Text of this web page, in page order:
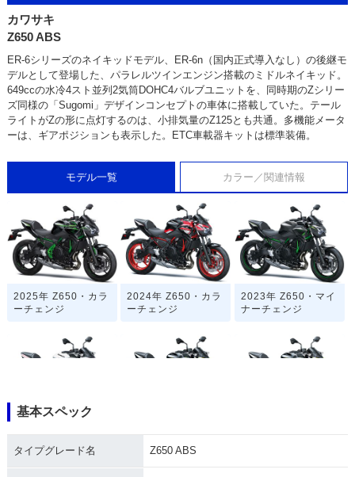
カワサキ
Z650 ABS
ER-6シリーズのネイキッドモデル、ER-6n（国内正式導入なし）の後継モ
デルとして登場した、パラレルツインエンジン搭載のミドルネイキッド。
649ccの水冷4スト並列2気筒DOHC4バルブユニットを、同時期のZシリー
ズ同様の「Sugomi」デザインコンセプトの車体に搭載していた。テール
ライトがZの形に点灯するのは、小排気量のZ125とも共通。多機能メータ
ーは、ギアポジションも表示した。ETC車載器キットは標準装備。
モデル一覧 カラー／関連情報
2025年 Z650・カラ
ーチェンジ
2024年 Z650・カラ
ーチェンジ
2023年 Z650・マイ
ナーチェンジ
基本スペック
タイプグレード名 Z650 ABS